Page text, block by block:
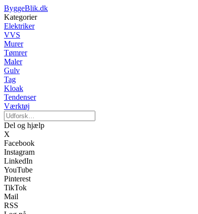
ByggeBlik.dk
Kategorier
Elektriker
VVS
Murer
Tømrer
Maler
Gulv
Tag
Kloak
Tendenser
Værktøj
Del og hjælp
X
Facebook
Instagram
LinkedIn
YouTube
Pinterest
TikTok
Mail
RSS